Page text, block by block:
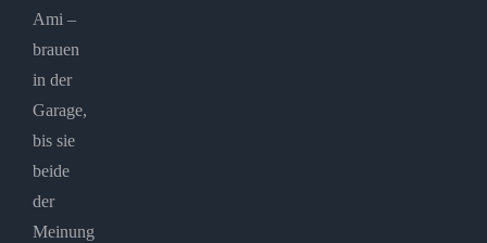
Ami –
brauen
in der
Garage,
bis sie
beide
der
Meinung